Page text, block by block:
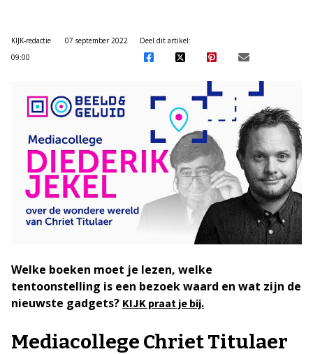
KIJK-redactie
07 september 2022
09:00
Deel dit artikel:
Welke boeken moet je lezen, welke
tentoonstelling is een bezoek waard en wat zijn de
nieuwste gadgets? KIJK praat je bij.
Mediacollege Chriet Titulaer